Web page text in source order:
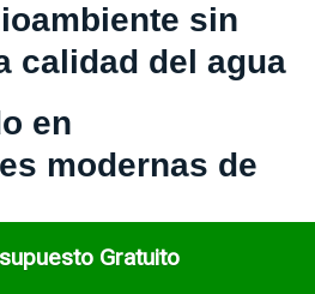
sin
calidad del agua
en
modernas de
de vecinos:
Gratuito